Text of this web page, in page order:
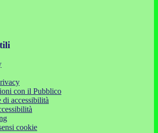
con il Pubblico
di accessibilità
cookie